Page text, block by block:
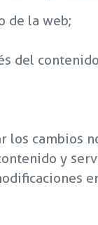
de la web;
del
cambios
y